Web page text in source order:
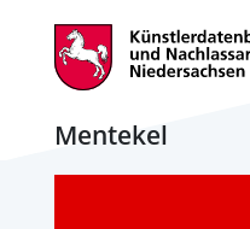
Mentekel